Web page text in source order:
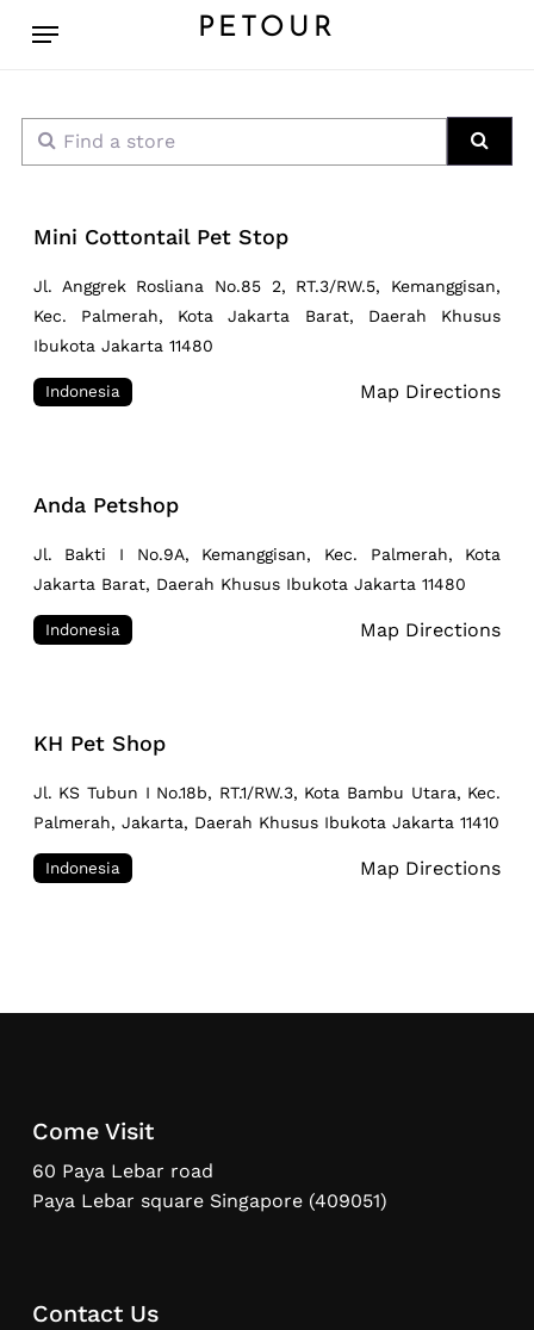
PETOUR
Menu
Find a store
Mini Cottontail Pet Stop
Jl. Anggrek Rosliana No.85 2, RT.3/RW.5, Kemanggisan,
Kec. Palmerah, Kota Jakarta Barat, Daerah Khusus
Ibukota Jakarta 11480
Indonesia Map Directions
Anda Petshop
Jl. Bakti I No.9A, Kemanggisan, Kec. Palmerah, Kota
Jakarta Barat, Daerah Khusus Ibukota Jakarta 11480
Indonesia Map Directions
KH Pet Shop
Jl. KS Tubun I No.18b, RT.1/RW.3, Kota Bambu Utara, Kec.
Palmerah, Jakarta, Daerah Khusus Ibukota Jakarta 11410
Indonesia Map Directions
Come Visit
60 Paya Lebar road
Paya Lebar square Singapore (409051)
Contact Us